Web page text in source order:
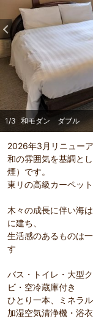
1/3 和モダン ダブル
2026年3月リニュー
和の雰囲気を基調と
煙）です。
東リの高級カーペッ
木々の成長に伴い海
に建ち、
生活感のあるものは
す
バス・トイレ・大型
ビ・空冷蔵庫付き
ひとり一本、ミネラ
加湿空気清浄機・浴